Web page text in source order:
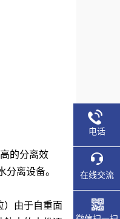
的分离效
离设备。
）由于自重面
电话
在线交流